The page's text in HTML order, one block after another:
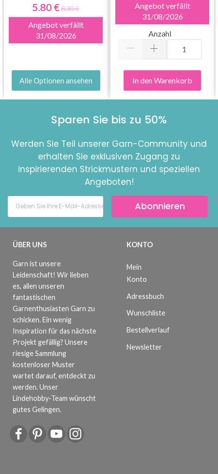
5.80 €8.30 €
Angebot verfällt
31/08/2026
Alle Optionen ansehen
Angebot verfällt
31/08/2026
Anzahl
In den Warenkorb
Sparen Sie bis zu 50%
Werden Sie Teil unserer Garn-Community und
erhalten Sie exklusiven Zugang zu
inspirierenden Strickmustern und speziellen
Angeboten!
Abonnieren
ÜBER UNS
Garn ist unsere
Leidenschaft! Wir lieben
es, allen unseren
fantastischen
Garnenthusiasten Garn zu
schicken. Ein wenig
Inspiration für das nächste
Projekt gefällig? Unsere
riesige Sammlung
kostenloser Muster
wartet darauf, entdeckt zu
werden. Unser
Lindehobby-Team wünscht
gutes Gelingen.
KONTO
Mein
Konto
Adressbuch
Wunschliste
Bestellverlauf
Newsletter